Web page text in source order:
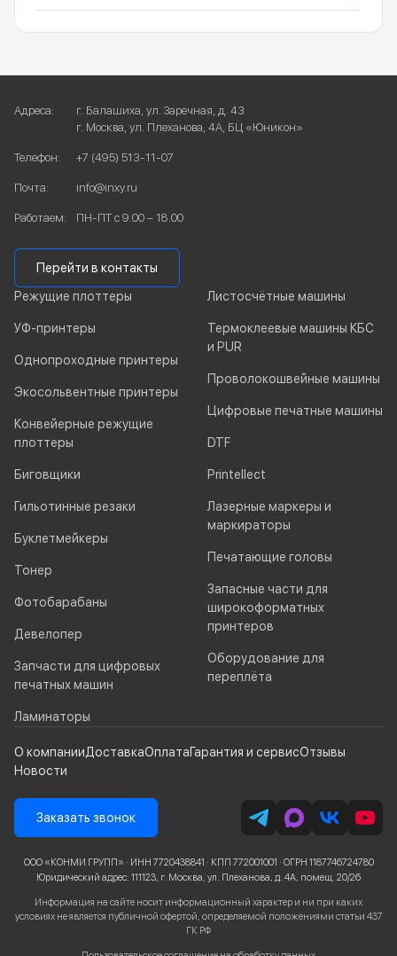
Режущие плоттеры
УФ-принтеры
Однопроходные принтеры
Экосольвентные принтеры
Конвейерные режущие
плоттеры
Биговщики
Гильотинные резаки
Буклетмейкеры
Тонер
Фотобарабаны
Девелопер
Запчасти для цифровых
печатных машин
Ламинаторы
Листосчётные машины
Термоклеевые машины КБС
и PUR
Проволокошвейные машины
Цифровые печатные машины
DTF
Printellect
Лазерные маркеры и
маркираторы
Печатающие головы
Запасные части для
широкоформатных
принтеров
Оборудование для
переплёта
О компанииДоставкаОплатаГарантия и сервисОтзывы
Новости
Адреса:
г. Балашиха, ул. Заречная, д. 43
г. Москва, ул. Плеханова, 4А, БЦ «Юникон»
Телефон: +7 (495) 513-11-07
Почта: info@inxy.ru
Работаем: ПН-ПТ с 9.00 – 18.00
Перейти в контакты
Заказать звонок
ООО «КОНМИ ГРУПП» · ИНН 7720438841 · КПП 772001001 · ОГРН 1187746724780
Юридический адрес: 111123, г. Москва, ул. Плеханова, д. 4А, помещ. 20/26
Информация на сайте носит информационный характер и ни при каких
условиях не является публичной офертой, определяемой положениями статьи 437
ГК РФ